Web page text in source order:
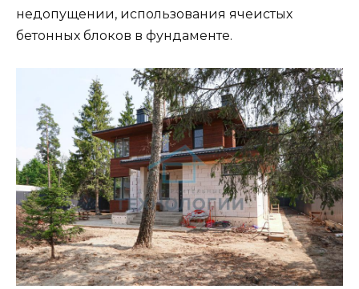
недопущении, использования ячеистых
бетонных блоков в фундаменте.